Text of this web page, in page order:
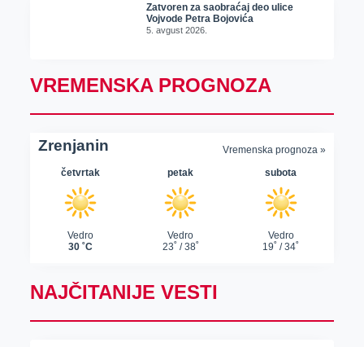
Zatvoren za saobraćaj deo ulice
Vojvode Petra Bojovića
5. avgust 2026.
VREMENSKA PROGNOZA
NAJČITANIJE VESTI